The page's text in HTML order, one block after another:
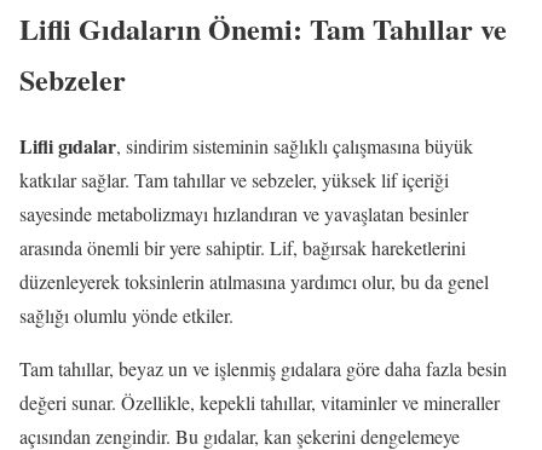
Lifli Gıdaların Önemi: Tam Tahıllar ve
Sebzeler
Lifli gıdalar, sindirim sisteminin sağlıklı çalışmasına büyük
katkılar sağlar. Tam tahıllar ve sebzeler, yüksek lif içeriği
sayesinde metabolizmayı hızlandıran ve yavaşlatan besinler
arasında önemli bir yere sahiptir. Lif, bağırsak hareketlerini
düzenleyerek toksinlerin atılmasına yardımcı olur, bu da genel
sağlığı olumlu yönde etkiler.
Tam tahıllar, beyaz un ve işlenmiş gıdalara göre daha fazla besin
değeri sunar. Özellikle, kepekli tahıllar, vitaminler ve mineraller
açısından zengindir. Bu gıdalar, kan şekerini dengelemeye